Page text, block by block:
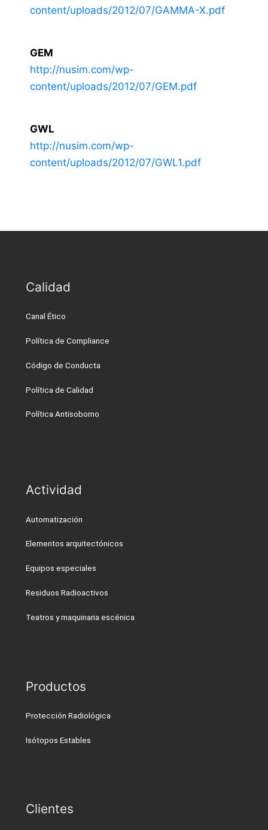
content/uploads/2012/07/GAMMA-X.pdf
GEM
http://nusim.com/wp-
content/uploads/2012/07/GEM.pdf
GWL
http://nusim.com/wp-
content/uploads/2012/07/GWL1.pdf
Calidad
Canal Ético
Política de Compliance
Código de Conducta
Política de Calidad
Política Antisoborno
Actividad
Automatización
Elementos arquitectónicos
Equipos especiales
Residuos Radioactivos
Teatros y maquinaria escénica
Productos
Protección Radiológica
Isótopos Estables
Clientes